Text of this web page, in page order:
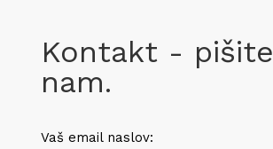
Kontakt - pišite
nam.
Vaš email naslov: